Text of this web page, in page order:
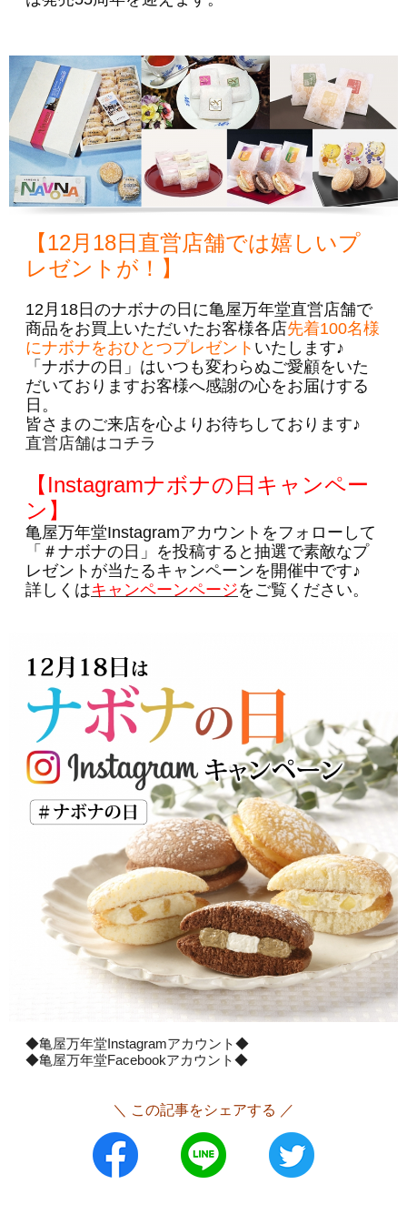
【12月18日直営店舗では嬉しいプ
レゼントが！】
12月18日のナボナの日に亀屋万年堂直営店舗で
商品をお買上いただいたお客様各店先着100名様
にナボナをおひとつプレゼント いたします♪
「ナボナの日」はいつも変わらぬご愛顧をいた
だいておりますお客様へ感謝の心をお届けする
日。
皆さまのご来店を心よりお待ちしております♪
直営店舗はコチラ
【Instagramナボナの日キャンペー
ン】
亀屋万年堂Instagramアカウントをフォローして
「＃ナボナの日」を投稿すると抽選で素敵なプ
レゼントが当たるキャンペーンを開催中です♪
詳しくはキャンペーンページをご覧ください。
◆亀屋万年堂Instagramアカウント◆
◆亀屋万年堂Facebookアカウント◆
＼ この記事をシェアする ／